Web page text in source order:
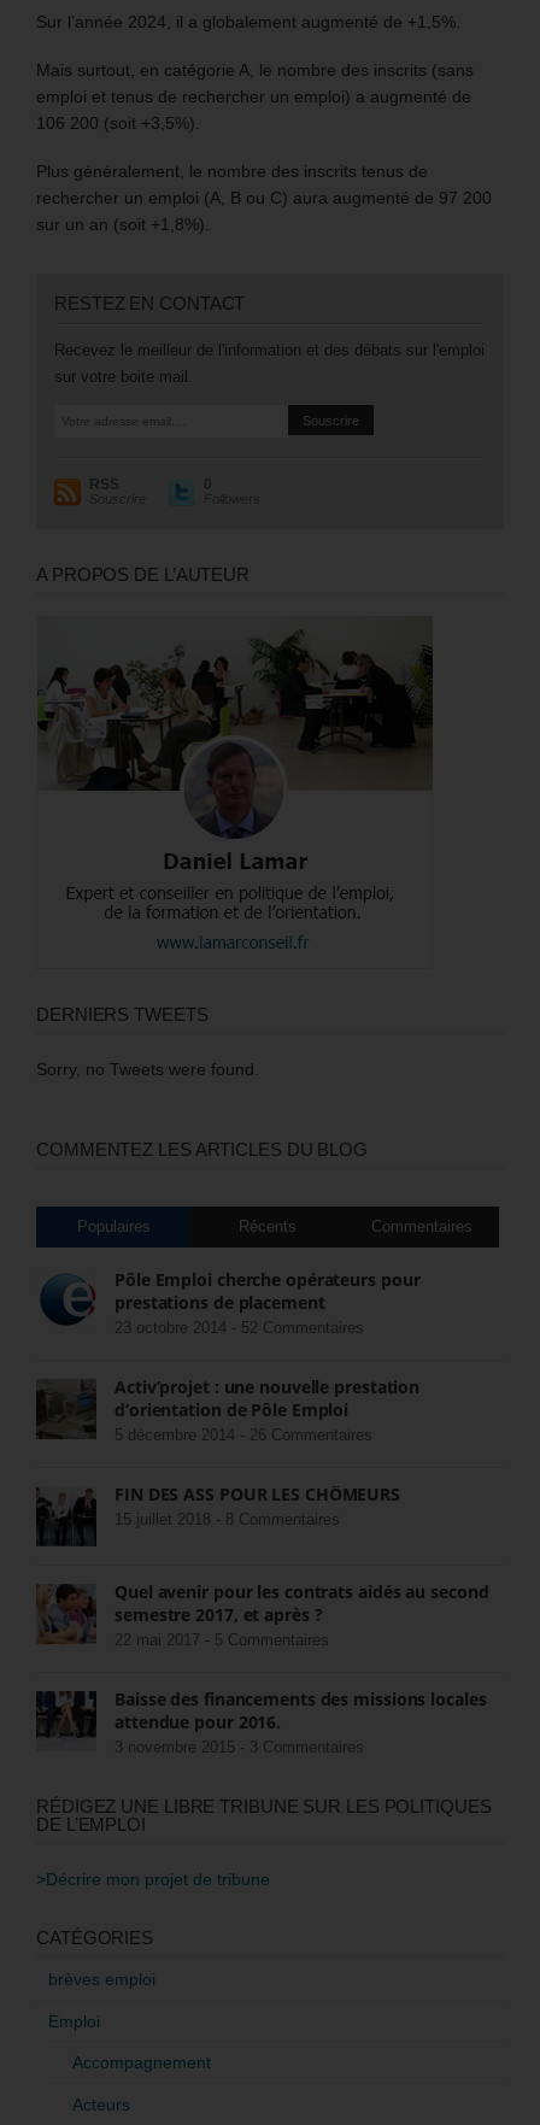
Sur l’année 2024, il a globalement augmenté de +1,5%.
Mais surtout, en catégorie A, le nombre des inscrits (sans
emploi et tenus de rechercher un emploi) a augmenté de
106 200 (soit +3,5%).
Plus généralement, le nombre des inscrits tenus de
rechercher un emploi (A, B ou C) aura augmenté de 97 200
sur un an (soit +1,8%).
RESTEZ EN CONTACT
Recevez le meilleur de l'information et des débats sur l'emploi
sur votre boite mail.
RSS
Souscrire
0
Followers
A PROPOS DE L’AUTEUR
DERNIERS TWEETS
Sorry, no Tweets were found.
COMMENTEZ LES ARTICLES DU BLOG
Populaires Récents Commentaires
Pôle Emploi cherche opérateurs pour
prestations de placement
23 octobre 2014 - 52 Commentaires
Activ’projet : une nouvelle prestation
d’orientation de Pôle Emploi
5 décembre 2014 - 26 Commentaires
FIN DES ASS POUR LES CHÔMEURS
15 juillet 2018 - 8 Commentaires
Quel avenir pour les contrats aidés au second
semestre 2017, et après ?
22 mai 2017 - 5 Commentaires
Baisse des financements des missions locales
attendue pour 2016.
3 novembre 2015 - 3 Commentaires
RÉDIGEZ UNE LIBRE TRIBUNE SUR LES POLITIQUES
DE L’EMPLOI
>Décrire mon projet de tribune
CATÉGORIES
brèves emploi
Emploi
Accompagnement
Acteurs